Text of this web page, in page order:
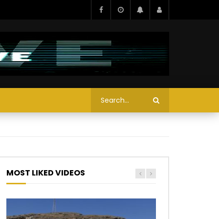
MOST LIKED VIDEOS